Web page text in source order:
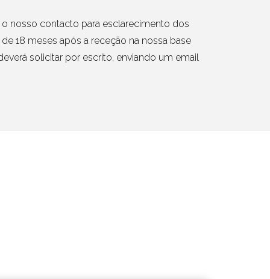
o nosso contacto para esclarecimento dos
18 meses após a receção na nossa base
solicitar por escrito, enviando um email